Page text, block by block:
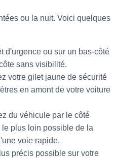
ou la nuit. Voici quelques
d'urgence ou sur un bas-côté
sans visibilité.
votre gilet jaune de sécurité
en amont de votre voiture
du véhicule par le côté
plus loin possible de la
voie rapide.
précis possible sur votre